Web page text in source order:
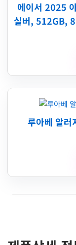
에이서 2025
실버, 512GB,
루아베 알러